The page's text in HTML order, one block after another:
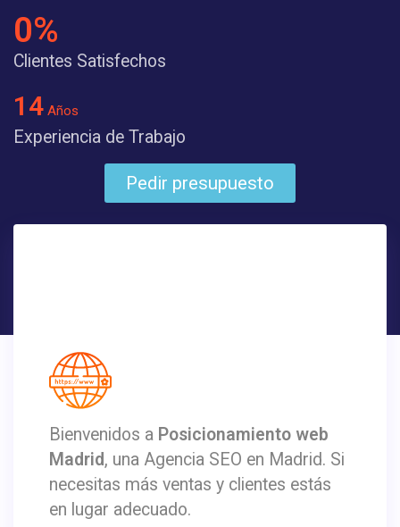
0%
Clientes Satisfechos
14 Años
Experiencia de Trabajo
Pedir presupuesto
Bienvenidos a Posicionamiento web
Madrid, una Agencia SEO en Madrid. Si
necesitas más ventas y clientes estás
en lugar adecuado.